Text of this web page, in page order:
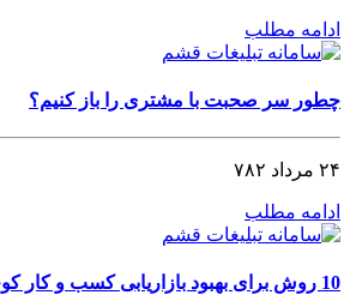
ادامه مطلب
چطور سر صحبت با مشتری را باز کنیم؟
۲۴ مرداد ۷۸۲
ادامه مطلب
10 روش برای بهبود بازاریابی کسب و کار کوچک شما